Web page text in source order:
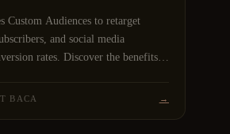
Custom Audiences to retarget
and social media
rates. Discover the benefits
Custom Audience retargeting
BACA →